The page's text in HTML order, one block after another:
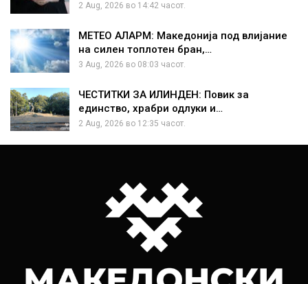
2 Aug, 2026 во 14:42 часот.
МЕТЕО АЛАРМ: Македонија под влијание
на силен топлотен бран,…
3 Aug, 2026 во 08:03 часот.
ЧЕСТИТКИ ЗА ИЛИНДЕН: Повик за
единство, храбри одлуки и…
2 Aug, 2026 во 12:35 часот.